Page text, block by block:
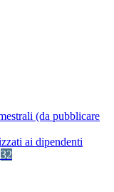
(da pubblicare
ai dipendenti
32